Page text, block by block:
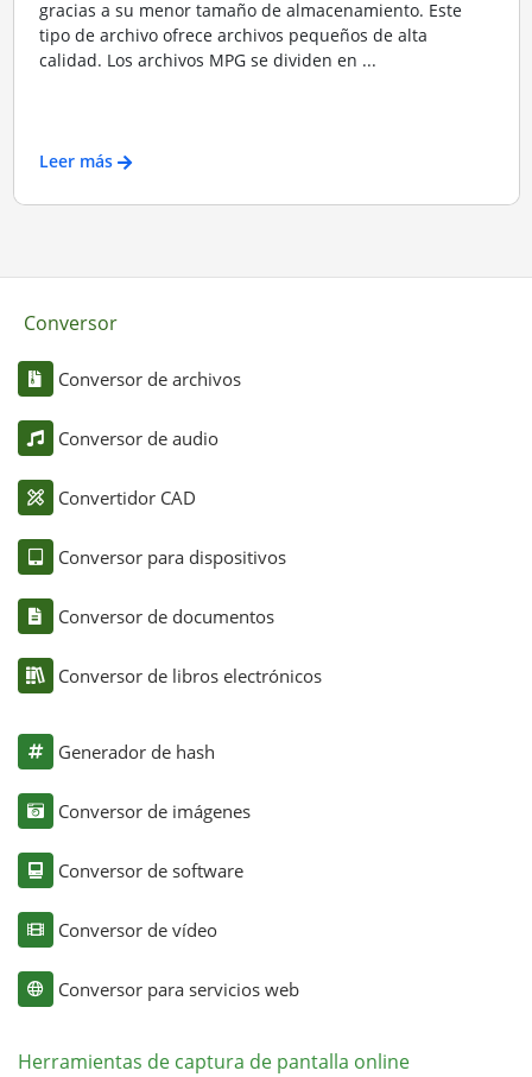
gracias a su menor tamaño de almacenamiento. Este
tipo de archivo ofrece archivos pequeños de alta
calidad. Los archivos MPG se dividen en ...
Leer más
Conversor
Conversor de archivos
Conversor de audio
Convertidor CAD
Conversor para dispositivos
Conversor de documentos
Conversor de libros electrónicos
Generador de hash
Conversor de imágenes
Conversor de software
Conversor de vídeo
Conversor para servicios web
Herramientas de captura de pantalla online